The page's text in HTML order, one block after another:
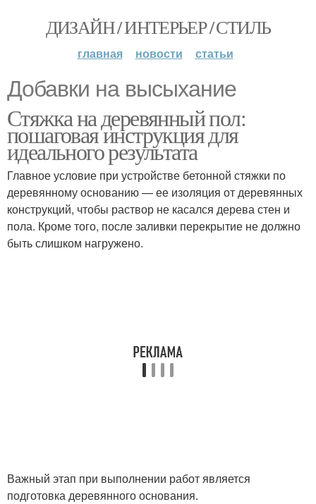
ДИЗАЙН / ИНТЕРЬЕР / СТИЛЬ
главная новости статьи
Добавки на высыхание
Стяжка на деревянный пол:
пошаговая инструкция для
идеального результата
Главное условие при устройстве бетонной стяжки по
деревянному основанию — ее изоляция от деревянных
конструкций, чтобы раствор не касался дерева стен и
пола. Кроме того, после заливки перекрытие не должно
быть слишком нагружено.
Важный этап при выполнении работ является
подготовка деревянного основания.